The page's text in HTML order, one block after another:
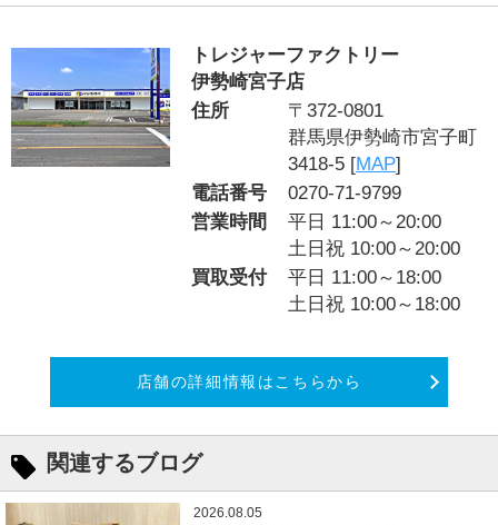
トレジャーファクトリー
伊勢崎宮子店
住所
〒372-0801
群馬県伊勢崎市宮子町
3418-5 [MAP]
電話番号
0270-71-9799
営業時間
平日 11:00～20:00
土日祝 10:00～20:00
買取受付
平日 11:00～18:00
土日祝 10:00～18:00
店舗の詳細情報はこちらから
関連するブログ
2026.08.05